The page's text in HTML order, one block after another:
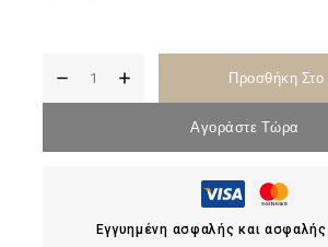
Προσθήκη Στο
Αγοράστε Τώρα
Εγγυημένη ασφαλής και